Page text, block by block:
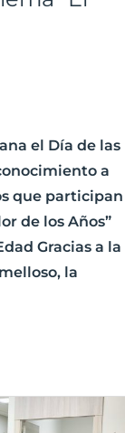
el Día de las
a
que participan
de los Años”
Gracias a la
la